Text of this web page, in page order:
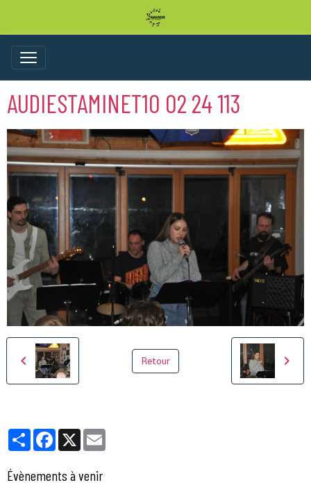
AUDIESTAMINET10 02 24 113
Retour
PartagerFacebook
X
Évènements à venir